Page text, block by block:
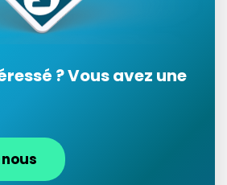
? Vous avez une